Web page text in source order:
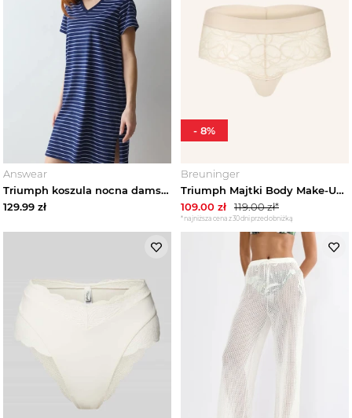
Answear
Triumph koszula nocna damska bawełniana granatowy
129.99 zł
Breuninger
Triumph Majtki Body Make-Up Illusion Lace beige
109.00 zł 119.00zł*
*najniższa cena z 30 dni przed obniżką
- 8%